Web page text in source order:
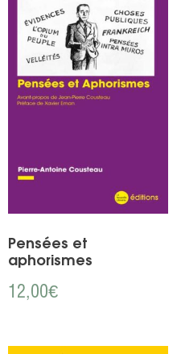
Pensées et
aphorismes
12,00€